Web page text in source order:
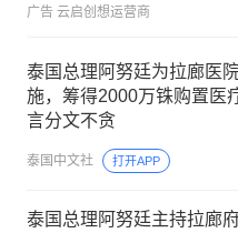
广告 云启创想运营商
泰国总理阿努廷为拉廊医
施，筹得2000万铢购置医
言分文不贪
泰国中文社 打开APP
泰国总理阿努廷主持拉廊